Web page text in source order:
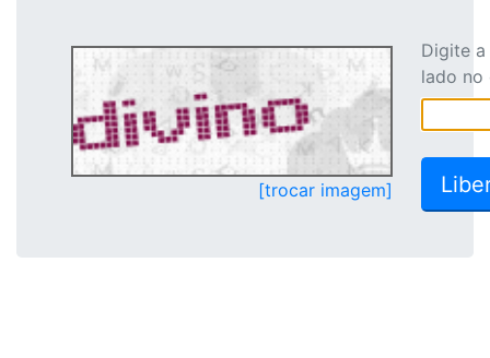
[trocar imagem]
Digite
lado no